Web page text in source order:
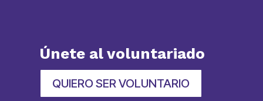
Únete al voluntariado
QUIERO SER VOLUNTARIO